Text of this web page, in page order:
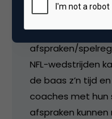
Daarmee kan een
gevormd en per
afspraken/
NFL-wedstrijden
de baas z’n tijd
coaches met hun
afspraken kunnen